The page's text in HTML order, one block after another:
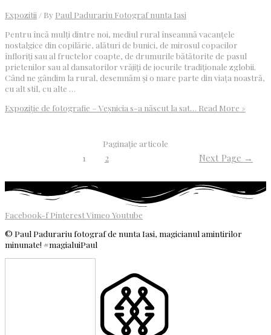
Expozitii / By Paul Padurariu Fotograf nunta Iasi
Pentru încă mulți dintre noi, mediul rural înseamnă vacanțele
nostalgice din copilărie, alături de bunici, de mirosul copacilor
înfloriți sau al fructelor coapte, de drumurile bătătorite de pasul
prietenilor sau al dansatorilor vrăjiți de jocurile tradiționale zglobii.
Când ne gândim la rural, desemnăm și o mare parte din viața noastră,
cu alt stil, cu alte …
Expoziţie de fotografie – Veşnicia s-a născut la sat… Read More »
Paginație articole
1 2 Next Page →
Facebook-f PinterestVimeo Youtube
© Paul Padurariu fotograf de nunta Iasi, magicianul amintirilor
minunate! #magialuiPaul